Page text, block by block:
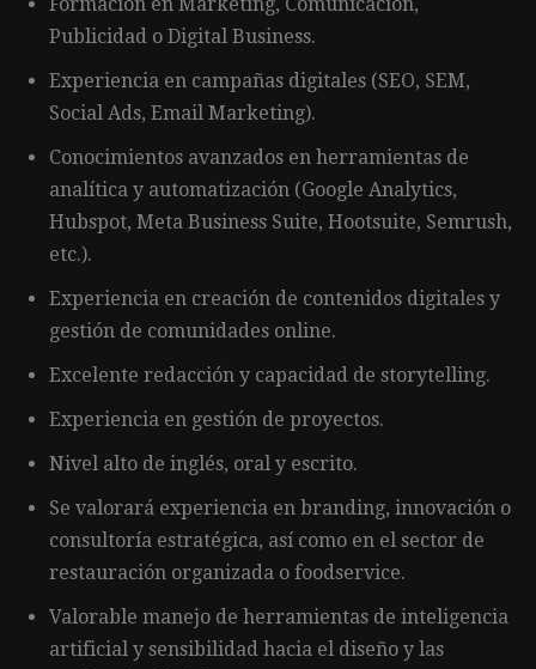
Publicidad o Digital Business.
Experiencia en campañas digitales (SEO, SEM,
Social Ads, Email Marketing).
Conocimientos avanzados en herramientas de
analítica y automatización (Google Analytics,
Hubspot, Meta Business Suite, Hootsuite, Semrush,
etc.).
Experiencia en creación de contenidos digitales y
gestión de comunidades online.
Excelente redacción y capacidad de storytelling.
Experiencia en gestión de proyectos.
Nivel alto de inglés, oral y escrito.
Se valorará experiencia en branding, innovación o
consultoría estratégica, así como en el sector de
restauración organizada o foodservice.
Valorable manejo de herramientas de inteligencia
artificial y sensibilidad hacia el diseño y las